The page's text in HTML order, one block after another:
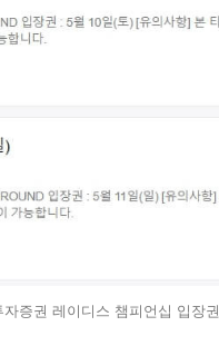
증권 레이디스 챔피언십 입장권